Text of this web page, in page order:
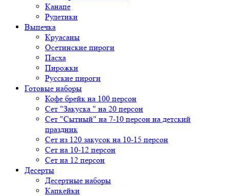
Канапе
Рулетики
Выпечка
Круасаны
Осетинские пироги
Пасха
Пирожки
Русские пироги
Готовые наборы
Кофе брейк на 100 персон
Сет "Закуска " на 20 персон
Сет "Сытный" на 7-10 персон на детский
праздник
Сет из 120 закусок на 10-15 персон
Сет на 10-12 персон
Сет на 12 персон
Десерты
Десертные наборы
Капкейки